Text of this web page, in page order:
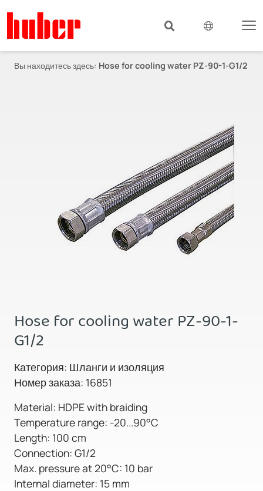
Вы находитесь здесь: Hose for cooling water PZ-90-1-G1/2
Hose for cooling water PZ-90-1-
G1/2
Категория: Шланги и изоляция
Номер заказа: 16851
Material: HDPE with braiding
Temperature range: -20...90°C
Length: 100 cm
Connection: G1/2
Max. pressure at 20°C: 10 bar
Internal diameter: 15 mm